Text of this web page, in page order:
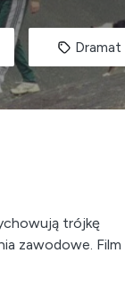
Dramat
trójkę
zawodowe. Film